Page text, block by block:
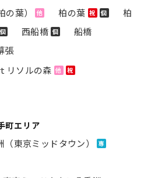
葉） 他 柏の葉 祝 個
柏
個 西船橋 個
船橋
張
リソルの森 他 祝
町エリア
（東京ミッドタウン） 専